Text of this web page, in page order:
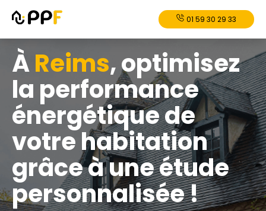
01 59 30 29 33
ÀReims, optimisez
la performance
énergétique de
votre habitation
grâce à une étude
personnalisée !